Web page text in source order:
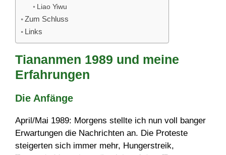
Liao Yiwu
Zum Schluss
Links
Tiananmen 1989 und meine
Erfahrungen
Die Anfänge
April/Mai 1989: Morgens stellte ich nun voll banger
Erwartungen die Nachrichten an. Die Proteste
steigerten sich immer mehr, Hungerstreik,